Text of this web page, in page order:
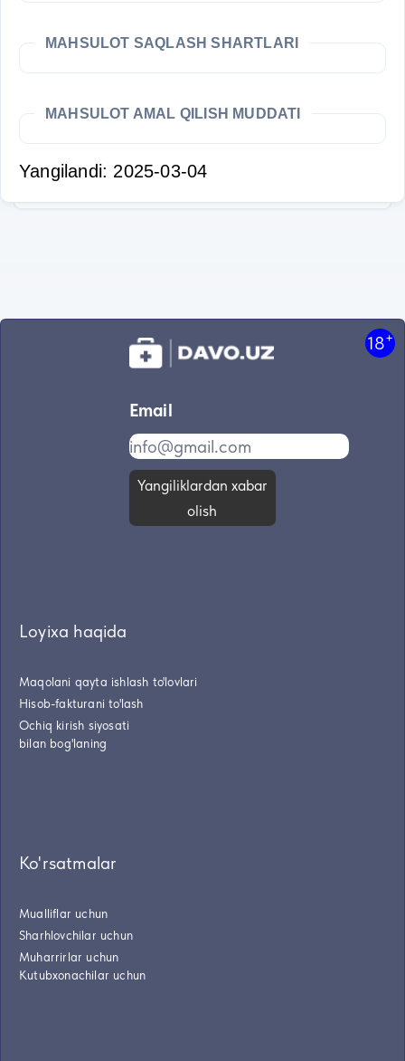
MAHSULOT SAQLASH SHARTLARI
MAHSULOT AMAL QILISH MUDDATI
Yangilandi: 2025-03-04
18+
Email
Yangiliklardan xabar
olish
Loyixa haqida
Maqolani qayta ishlash to'lovlari
Hisob-fakturani to'lash
Ochiq kirish siyosati
bilan bog'laning
Ko'rsatmalar
Mualliflar uchun
Sharhlovchilar uchun
Muharrirlar uchun
Kutubxonachilar uchun